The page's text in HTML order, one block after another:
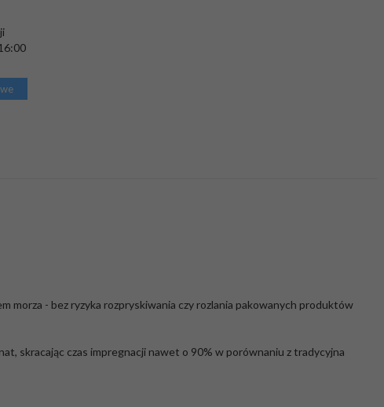
morza - bez ryzyka rozpryskiwania czy rozlania pakowanych produktów
skracając czas impregnacji nawet o 90% w porównaniu z tradycyjna